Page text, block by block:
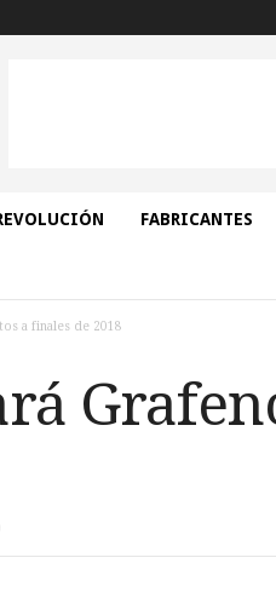
FABRICANTES
a finales de 2018